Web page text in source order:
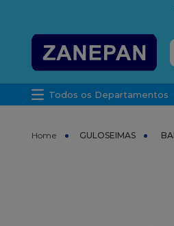
Todos os Departamentos
GULOSEIMAS